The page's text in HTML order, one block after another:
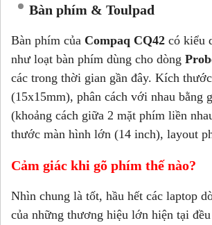
Bàn phím & Toulpad
Bàn phím của Compaq CQ42 có kiểu
như loạt bàn phím dùng cho dòng
các trong thời gian gần đây. Kích
(15x15mm), phân cách với nhau bằng
(khoảng cách giữa 2 mặt phím liền
thước màn hình lớn (14 inch), layout
Cảm giác khi gõ phím thế nào?
Nhìn chung là tốt, hầu hết các laptop
của những thương hiệu lớn hiện tại